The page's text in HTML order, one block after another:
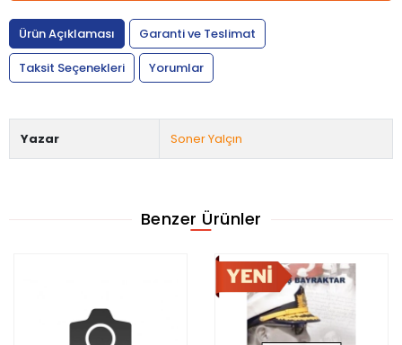
Ürün Açıklaması
Garanti ve Teslimat
Taksit Seçenekleri
Yorumlar
Yazar Soner Yalçın
Benzer Ürünler